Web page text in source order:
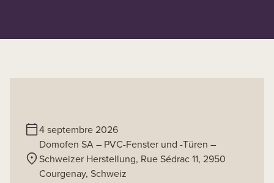
4 septembre 2026
Domofen SA – PVC-Fenster und -Türen –
Schweizer Herstellung, Rue Sédrac 11, 2950
Courgenay, Schweiz